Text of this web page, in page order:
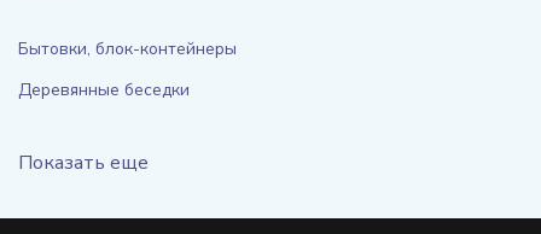
Бытовки, блок-контейнеры
Деревянные беседки
Показать еще